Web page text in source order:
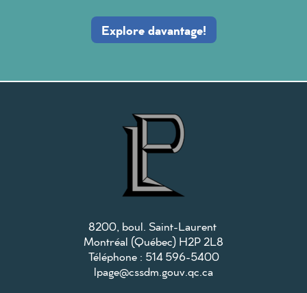
Explore davantage!
8200, boul. Saint-Laurent
Montréal (Québec) H2P 2L8
Téléphone : 514596-5400
lpage@cssdm.gouv.qc.ca